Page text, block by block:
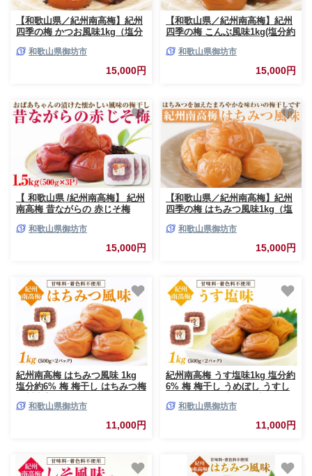
【和歌山県／紀州南高梅】紀州
四季の梅 かつお風味1kg（塩分
和歌山県御坊市
15,000円
【和歌山県／紀州南高梅】紀州
四季の梅 こんぶ風味1kg(塩分約
和歌山県御坊市
15,000円
【 和歌山県 /紀州南高梅】 紀州
南高梅 昔ながらの 赤じそ梅
20% 梅干し うめぼし 梅 懐かし
い風味 シソ 紫蘇 赤紫蘇 小分け
塩分補給 熱中症対策 肉厚 すっ
和歌山県御坊市
15,000円
【和歌山県／紀州南高梅】紀州
四季の梅 はちみつ風味1kg（塩
和歌山県御坊市
15,000円
紀州南高梅 はちみつ風味 1kg
塩分約6% 梅 梅干し はちみつ梅
和歌山県御坊市
11,000円
紀州南高梅 うす塩味1kg 塩分約
6% 梅 梅干し うめぼし うすし
肉 完熟 ご飯 お弁当 手作業
和歌山県御坊市
11,000円